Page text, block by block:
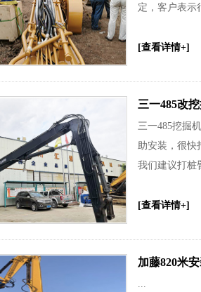
定，客户表示
[查看详情+]
三一485改
三一485挖掘
助安装，很快
我们建议打桩
[查看详情+]
加藤820米
...